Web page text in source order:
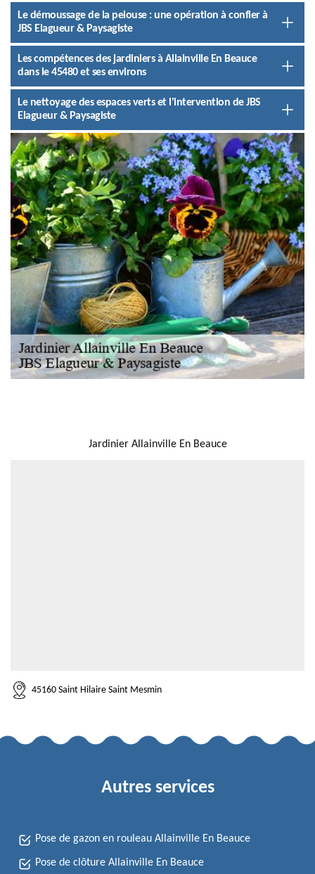
Le démoussage de la pelouse : une opération à confier à
JBS Elagueur & Paysagiste
Les compétences des jardiniers à Allainville En Beauce
dans le 45480 et ses environs
Le nettoyage des espaces verts et l'intervention de JBS
Elagueur & Paysagiste
Jardinier Allainville En Beauce
45160 Saint Hilaire Saint Mesmin
Autres services
Pose de gazon en rouleau Allainville En Beauce
Pose de clôture Allainville En Beauce